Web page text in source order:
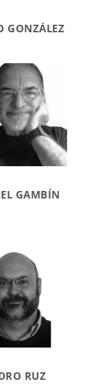
GONZÁLEZ
GAMBÍN
RUZ